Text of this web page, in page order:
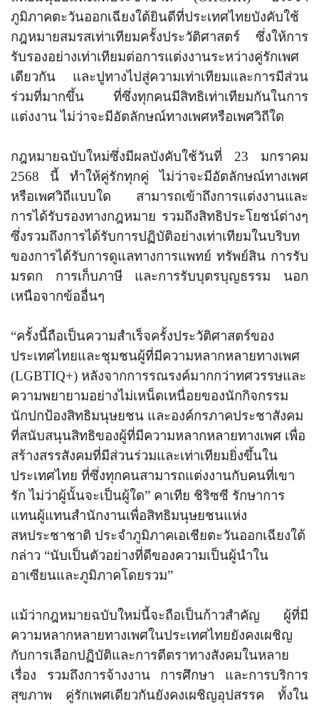
ภูมิภาคตะวันออกเฉียงใต้ยินดีที่ประเทศไทยบังคับใช้
กฎหมายสมรสเท่าเทียมครั้งประวัติศาสตร์ ซึ่งให้การ
รับรองอย่างเท่าเทียมต่อการแต่งงานระหว่างคู่รักเพศ
เดียวกัน และปูทางไปสู่ความเท่าเทียมและการมีส่วน
ร่วมที่มากขึ้น ที่ซึ่งทุกคนมีสิทธิเท่าเทียมกันในการ
แต่งงาน ไม่ว่าจะมีอัตลักษณ์ทางเพศหรือเพศวิถีใด
กฎหมายฉบับใหม่ซึ่งมีผลบังคับใช้วันที่ 23 มกราคม
2568 นี้ ทำให้คู่รักทุกคู่ ไม่ว่าจะมีอัตลักษณ์ทางเพศ
หรือเพศวิถีแบบใด สามารถเข้าถึงการแต่งงานและ
การได้รับรองทางกฎหมาย รวมถึงสิทธิประโยชน์ต่างๆ
ซึ่งรวมถึงการได้รับการปฏิบัติอย่างเท่าเทียมในบริบท
ของการได้รับการดูแลทางการแพทย์ ทรัพย์สิน การรับ
มรดก การเก็บภาษี และการรับบุตรบุญธรรม นอก
เหนือจากข้ออื่นๆ
“ครั้งนี้ถือเป็นความสำเร็จครั้งประวัติศาสตร์ของ
ประเทศไทยและชุมชนผู้ที่มีความหลากหลายทางเพศ
(LGBTIQ+) หลังจากการรณรงค์มากกว่าทศวรรษและ
ความพยายามอย่างไม่เหน็ดเหนื่อยของนักกิจกรรม
นักปกป้องสิทธิมนุษยชน และองค์กรภาคประชาสังคม
ที่สนับสนุนสิทธิของผู้ที่มีความหลากหลายทางเพศ เพื่อ
สร้างสรรสังคมที่มีส่วนร่วมและเท่าเทียมยิ่งขึ้นใน
ประเทศไทย ที่ซึ่งทุกคนสามารถแต่งงานกับคนที่เขา
รัก ไม่ว่าผู้นั้นจะเป็นผู้ใด” คาเทีย ชิริซซี รักษาการ
แทนผู้แทนสำนักงานเพื่อสิทธิมนุษยชนแห่ง
สหประชาชาติ ประจำภูมิภาคเอเชียตะวันออกเฉียงใต้
กล่าว “นับเป็นตัวอย่างที่ดีของความเป็นผู้นำใน
อาเซียนและภูมิภาคโดยรวม”
แม้ว่ากฎหมายฉบับใหม่นี้จะถือเป็นก้าวสำคัญ ผู้ที่มี
ความหลากหลายทางเพศในประเทศไทยยังคงเผชิญ
กับการเลือกปฏิบัติและการตีตราทางสังคมในหลาย
เรื่อง รวมถึงการจ้างงาน การศึกษา และการบริการ
สุขภาพ คู่รักเพศเดียวกันยังคงเผชิญอุปสรรค ทั้งใน